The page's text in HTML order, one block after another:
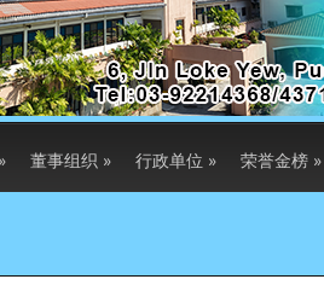
» 董事组织 » 行政单位 » 荣誉金榜 »